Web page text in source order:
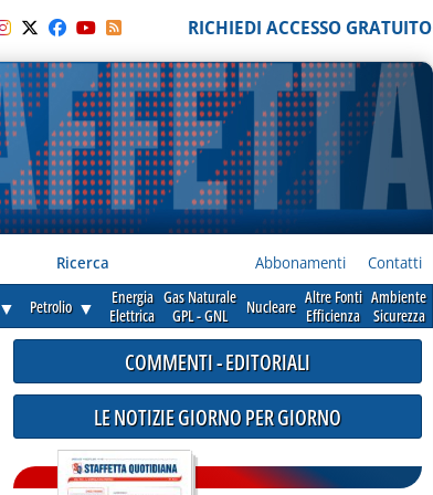
RICHIEDI ACCESSO GRATUITO
Ricerca Abbonamenti Contatti
▼ Petrolio ▼
Energia
Elettrica
Gas Naturale
GPL - GNL
Nucleare Altre Fonti
Efficienza
Ambiente
Sicurezza
COMMENTI - EDITORIALI
LE NOTIZIE GIORNO PER GIORNO